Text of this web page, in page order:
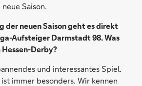
Saison.
der neuen Saison geht es direkt
Aufsteiger Darmstadt 98. Was
Derby?
und interessantes Spiel.
immer besonders. Wir kennen